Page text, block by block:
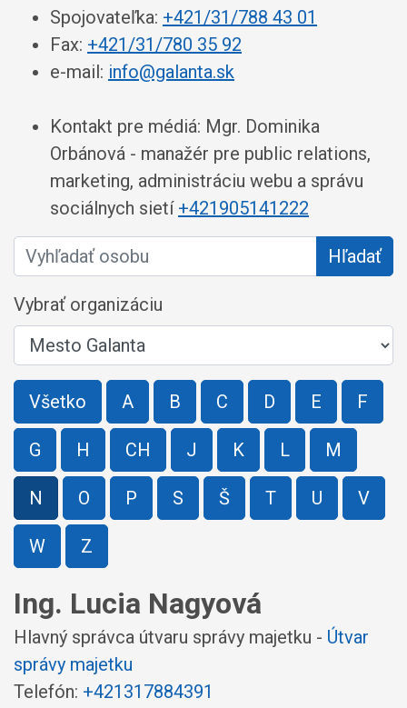
Spojovateľka: +421/31/788 43 01
Fax: +421/31/780 35 92
e-mail: info@galanta.sk
Kontakt pre médiá: Mgr. Dominika
Orbánová - manažér pre public relations,
marketing, administráciu webu a správu
sociálnych sietí +421905141222
Vyhľadať osobu
Hľadať
Vybrať organizáciu
Všetko A B C D E F
G H CH J K L M
N O P S Š T U V
W Z
Ing. Lucia Nagyová
Hlavný správca útvaru správy majetku - Útvar
správy majetku
Telefón: +421317884391